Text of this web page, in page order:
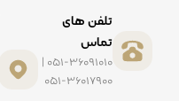
تلفن های
تماس
051-36091010 |
051-36017900